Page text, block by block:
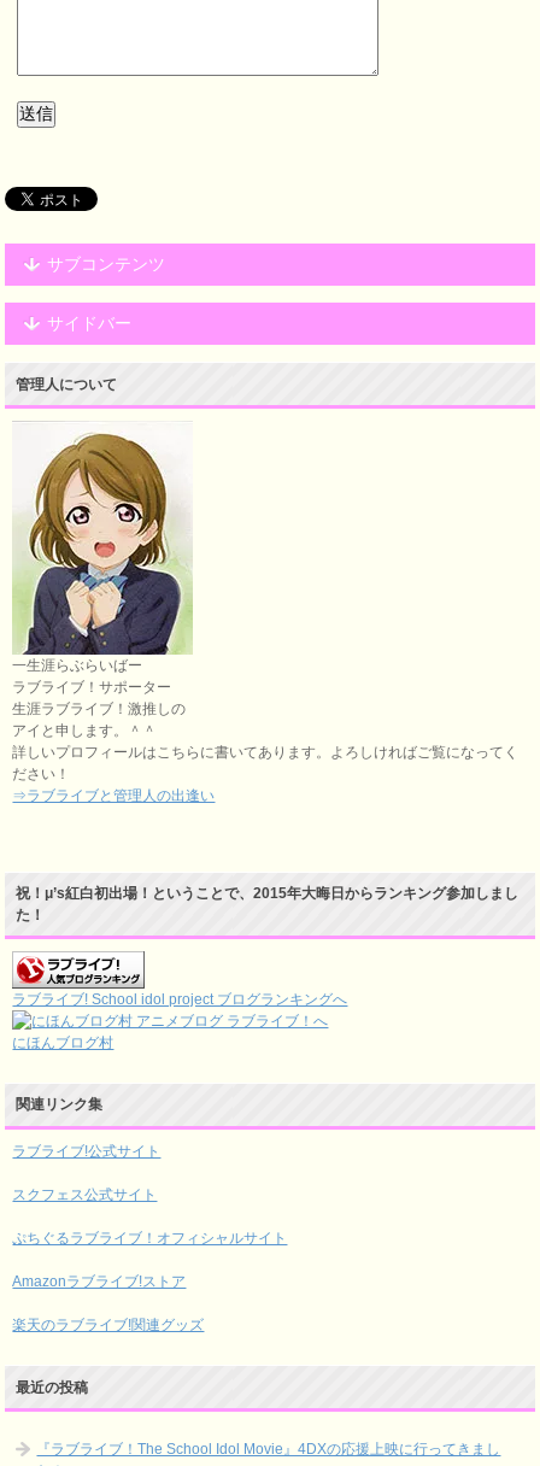
サブコンテンツ
サイドバー
管理人について
一生涯らぶらいばー
ラブライブ！サポーター
生涯ラブライブ！激推しの
アイと申します。＾＾
詳しいプロフィールはこちらに書いてあります。よろしければご覧になってく
ださい！
⇒ラブライブと管理人の出逢い
祝！μ’s紅白初出場！ということで、2015年大晦日からランキング参加しまし
た！
ラブライブ! School idol project ブログランキングへ
にほんブログ村
関連リンク集
ラブライブ!公式サイト
スクフェス公式サイト
ぷちぐるラブライブ！オフィシャルサイト
Amazonラブライブ!ストア
楽天のラブライブ!関連グッズ
最近の投稿
『ラブライブ！The School Idol Movie』4DXの応援上映に行ってきまし